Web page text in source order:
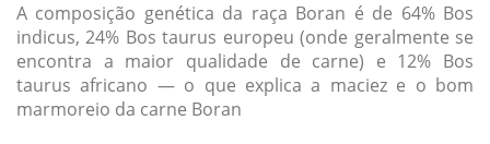
A composição genética da raça Boran é de 64% Bos
indicus, 24% Bos taurus europeu (onde geralmente se
encontra a maior qualidade de carne) e 12% Bos
taurus africano — o que explica a maciez e o bom
marmoreio da carne Boran